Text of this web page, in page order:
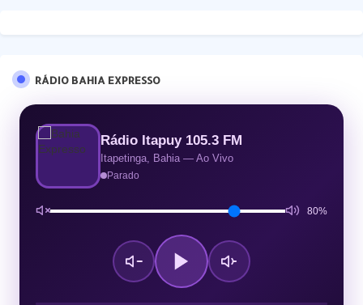
RÁDIO BAHIA EXPRESSO
Rádio Itapuy 105.3 FM
Itapetinga, Bahia — Ao Vivo
Parado
80%